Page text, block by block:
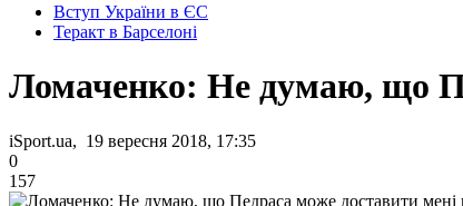
Вступ України в ЄС
Теракт в Барселоні
Ломаченко: Не думаю, що
iSport.ua, 19 вересня 2018, 17:35
0
157